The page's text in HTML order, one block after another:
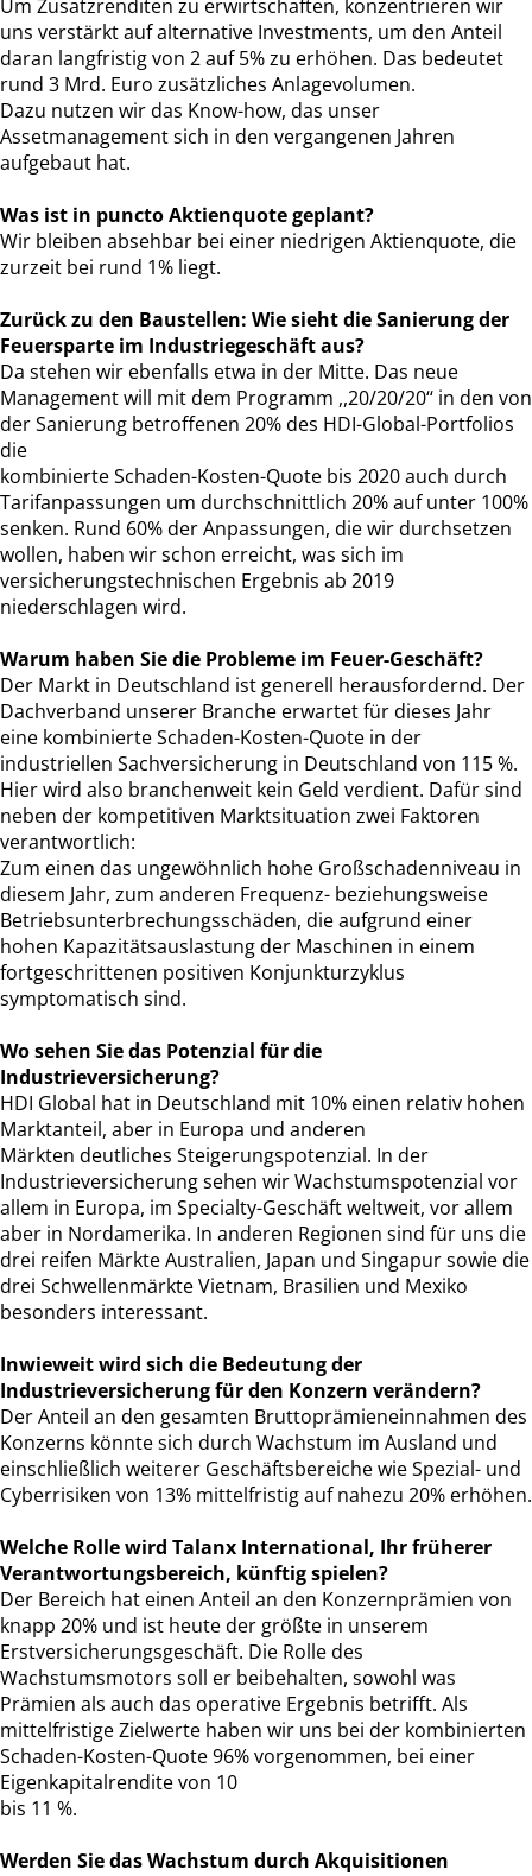
Um Zusatzrenditen zu erwirtschaften, konzentrieren wir
uns verstärkt auf alternative Investments, um den Anteil
daran langfristig von 2 auf 5% zu erhöhen. Das bedeutet
rund 3 Mrd. Euro zusätzliches Anlagevolumen.
Dazu nutzen wir das Know-how, das unser
Assetmanagement sich in den vergangenen Jahren
aufgebaut hat.
Was ist in puncto Aktienquote geplant?
Wir bleiben absehbar bei einer niedrigen Aktienquote, die
zurzeit bei rund 1% liegt.
Zurück zu den Baustellen: Wie sieht die Sanierung der
Feuersparte im Industriegeschäft aus?
Da stehen wir ebenfalls etwa in der Mitte. Das neue
Management will mit dem Programm ,,20/20/20‘‘ in den von
der Sanierung betroffenen 20% des HDI-Global-Portfolios
die
kombinierte Schaden-Kosten-Quote bis 2020 auch durch
Tarifanpassungen um durchschnittlich 20% auf unter 100%
senken. Rund 60% der Anpassungen, die wir durchsetzen
wollen, haben wir schon erreicht, was sich im
versicherungstechnischen Ergebnis ab 2019
niederschlagen wird.
Warum haben Sie die Probleme im Feuer-Geschäft?
Der Markt in Deutschland ist generell herausfordernd. Der
Dachverband unserer Branche erwartet für dieses Jahr
eine kombinierte Schaden-Kosten-Quote in der
industriellen Sachversicherung in Deutschland von 115 %.
Hier wird also branchenweit kein Geld verdient. Dafür sind
neben der kompetitiven Marktsituation zwei Faktoren
verantwortlich:
Zum einen das ungewöhnlich hohe Großschadenniveau in
diesem Jahr, zum anderen Frequenz- beziehungsweise
Betriebsunterbrechungsschäden, die aufgrund einer
hohen Kapazitätsauslastung der Maschinen in einem
fortgeschrittenen positiven Konjunkturzyklus
symptomatisch sind.
Wo sehen Sie das Potenzial für die
Industrieversicherung?
HDI Global hat in Deutschland mit 10% einen relativ hohen
Marktanteil, aber in Europa und anderen
Märkten deutliches Steigerungspotenzial. In der
Industrieversicherung sehen wir Wachstumspotenzial vor
allem in Europa, im Specialty-Geschäft weltweit, vor allem
aber in Nordamerika. In anderen Regionen sind für uns die
drei reifen Märkte Australien, Japan und Singapur sowie die
drei Schwellenmärkte Vietnam, Brasilien und Mexiko
besonders interessant.
Inwieweit wird sich die Bedeutung der
Industrieversicherung für den Konzern verändern?
Der Anteil an den gesamten Bruttoprämieneinnahmen des
Konzerns könnte sich durch Wachstum im Ausland und
einschließlich weiterer Geschäftsbereiche wie Spezial- und
Cyberrisiken von 13% mittelfristig auf nahezu 20% erhöhen.
Welche Rolle wird Talanx International, Ihr früherer
Verantwortungsbereich, künftig spielen?
Der Bereich hat einen Anteil an den Konzernprämien von
knapp 20% und ist heute der größte in unserem
Erstversicherungsgeschäft. Die Rolle des
Wachstumsmotors soll er beibehalten, sowohl was
Prämien als auch das operative Ergebnis betrifft. Als
mittelfristige Zielwerte haben wir uns bei der kombinierten
Schaden-Kosten-Quote 96% vorgenommen, bei einer
Eigenkapitalrendite von 10
bis 11 %.
Werden Sie das Wachstum durch Akquisitionen